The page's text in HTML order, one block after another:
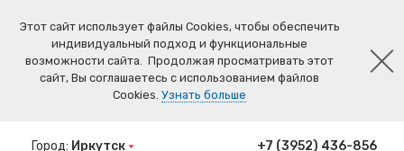
Этот сайт использует файлы Cookies, чтобы обеспечить
индивидуальный подход и функциональные
возможности сайта. Продолжая просматривать этот
сайт, Вы соглашаетесь с использованием файлов
Cookies. Узнать больше
Город: Иркутск +7 (3952) 436-856